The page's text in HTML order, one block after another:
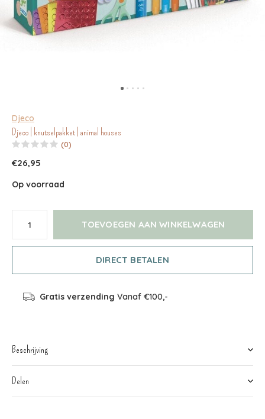
Djeco
Djeco | knutselpakket | animal houses
(0)
€26,95
Op voorraad
TOEVOEGEN AAN WINKELWAGEN
DIRECT BETALEN
Gratis verzending Vanaf €100,-
Beschrijving
Delen